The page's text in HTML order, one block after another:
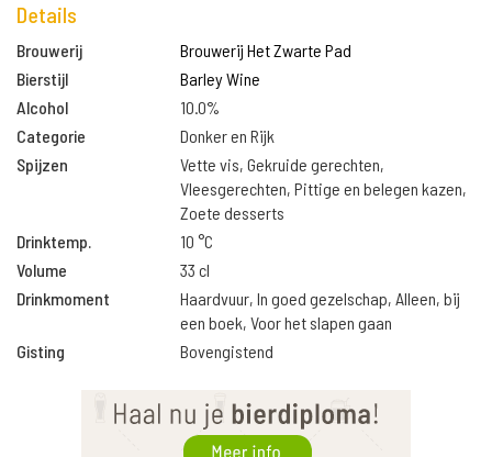
Details
Brouwerij
Brouwerij Het Zwarte Pad
Bierstijl
Barley Wine
Alcohol
10.0%
Categorie
Donker en Rijk
Spijzen
Vette vis, Gekruide gerechten,
Vleesgerechten, Pittige en belegen kazen,
Zoete desserts
Drinktemp.
10 °C
Volume
33 cl
Drinkmoment
Haardvuur, In goed gezelschap, Alleen, bij
een boek, Voor het slapen gaan
Gisting
Bovengistend